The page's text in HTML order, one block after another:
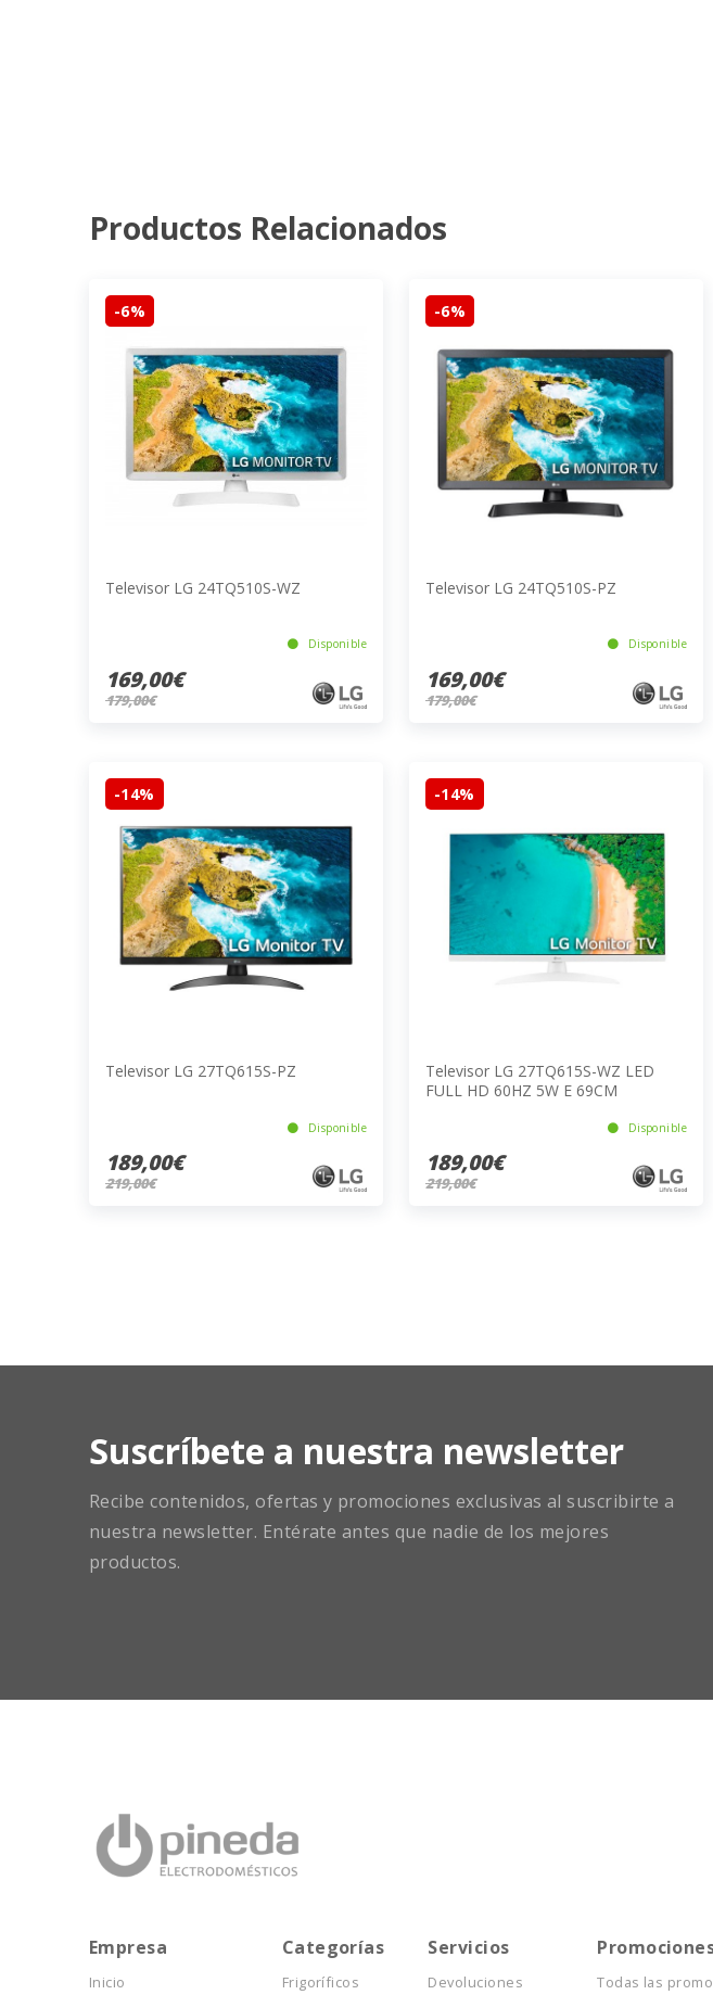
Productos Relacionados
-6%
Televisor LG 24TQ510S-WZ
Disponible
169,00€
179,00€
-6%
Televisor LG 24TQ510S-PZ
Disponible
169,00€
179,00€
-14%
Televisor LG 27TQ615S-PZ
Disponible
189,00€
219,00€
-14%
Televisor LG 27TQ615S-WZ LED
FULL HD 60HZ 5W E 69CM
Disponible
189,00€
219,00€
Suscríbete a nuestra newsletter
Recibe contenidos, ofertas y promociones exclusivas al suscribirte a
nuestra newsletter. Entérate antes que nadie de los mejores
productos.
Empresa
Inicio
Categorías
Frigoríficos
Servicios
Devoluciones Todas las